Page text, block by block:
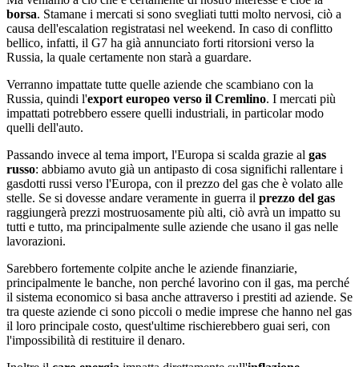
borsa. Stamane i mercati si sono svegliati tutti molto nervosi, ciò a
causa dell'escalation registratasi nel weekend. In caso di conflitto
bellico, infatti, il G7 ha già annunciato forti ritorsioni verso la
Russia, la quale certamente non starà a guardare.
Verranno impattate tutte quelle aziende che scambiano con la
Russia, quindi l'export europeo verso il Cremlino. I mercati più
impattati potrebbero essere quelli industriali, in particolar modo
quelli dell'auto.
Passando invece al tema import, l'Europa si scalda grazie al gas
russo: abbiamo avuto già un antipasto di cosa significhi rallentare i
gasdotti russi verso l'Europa, con il prezzo del gas che è volato alle
stelle. Se si dovesse andare veramente in guerra il prezzo del gas
raggiungerà prezzi mostruosamente più alti, ciò avrà un impatto su
tutti e tutto, ma principalmente sulle aziende che usano il gas nelle
lavorazioni.
Sarebbero fortemente colpite anche le aziende finanziarie,
principalmente le banche, non perché lavorino con il gas, ma perché
il sistema economico si basa anche attraverso i prestiti ad aziende. Se
tra queste aziende ci sono piccoli o medie imprese che hanno nel gas
il loro principale costo, quest'ultime rischierebbero guai seri, con
l'impossibilità di restituire il denaro.